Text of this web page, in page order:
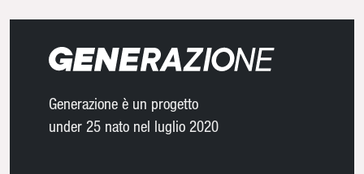
Generazione è un progetto
under 25 nato nel luglio 2020